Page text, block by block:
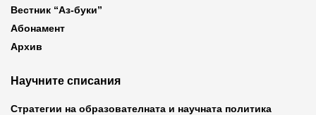
Вестник “Аз-буки”
Абонамент
Архив
Научните списания
Стратегии на образователната и научната политика